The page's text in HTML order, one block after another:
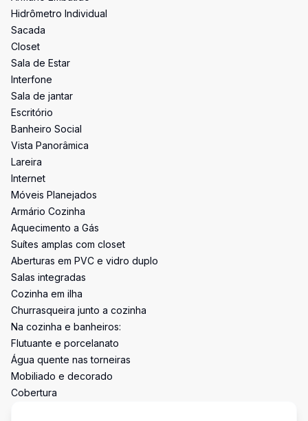
Hidrômetro Individual
Sacada
Closet
Sala de Estar
Interfone
Sala de jantar
Escritório
Banheiro Social
Vista Panorâmica
Lareira
Internet
Móveis Planejados
Armário Cozinha
Aquecimento a Gás
Suítes amplas com closet
Aberturas em PVC e vidro duplo
Salas integradas
Cozinha em ilha
Churrasqueira junto a cozinha
Na cozinha e banheiros:
Flutuante e porcelanato
Água quente nas torneiras
Mobiliado e decorado
Cobertura